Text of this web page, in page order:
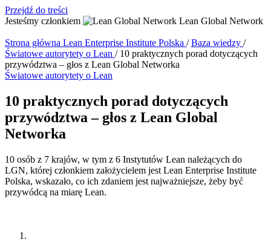
Przejdź do treści
Jesteśmy członkiem
Lean Global Network
Strona główna Lean Enterprise Institute Polska /Baza wiedzy /
Światowe autorytety o Lean / 10 praktycznych porad dotyczących
przywództwa – głos z Lean Global Networka
Światowe autorytety o Lean
10 praktycznych porad dotyczących
przywództwa – głos z Lean Global
Networka
10 osób z 7 krajów, w tym z 6 Instytutów Lean należących do
LGN, której członkiem założycielem jest Lean Enterprise Institute
Polska, wskazało, co ich zdaniem jest najważniejsze, żeby być
przywódcą na miarę Lean.